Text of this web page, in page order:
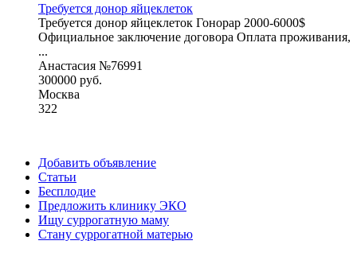
Требуется донор яйцеклеток
Требуется донор яйцеклеток Гонорар 2000-6000$
Официальное заключение договора Оплата проживания,
...
Анастасия №76991
300000 руб.
Москва
322
Добавить объявление
Статьи
Бесплодие
Предложить клинику ЭКО
Ищу суррогатную маму
Стану суррогатной матерью